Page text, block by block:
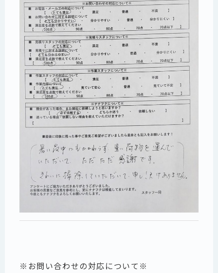
※お問い合わせの対応について※